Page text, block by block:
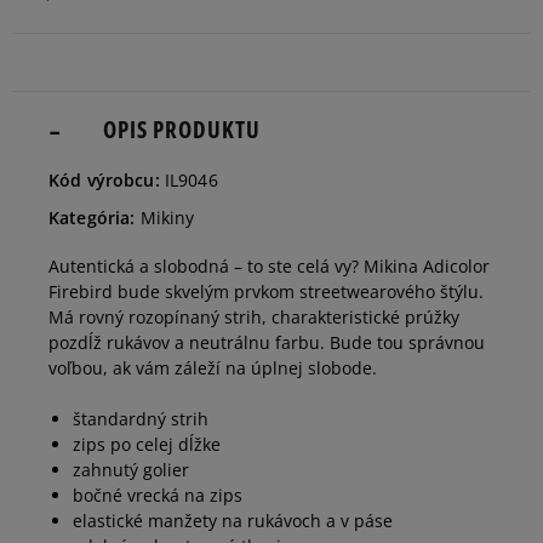
3X
Informovať o
dostupnosti
OPIS PRODUKTU
Kód výrobcu: IL9046
Kategória: Mikiny
Autentická a slobodná – to ste celá vy? Mikina Adicolor
Firebird bude skvelým prvkom streetwearového štýlu.
Má rovný rozopínaný strih, charakteristické prúžky
pozdĺž rukávov a neutrálnu farbu. Bude tou správnou
voľbou, ak vám záleží na úplnej slobode.
štandardný strih
zips po celej dĺžke
zahnutý golier
bočné vrecká na zips
elastické manžety na rukávoch a v páse